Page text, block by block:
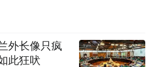
外长像只疯
此狂吠